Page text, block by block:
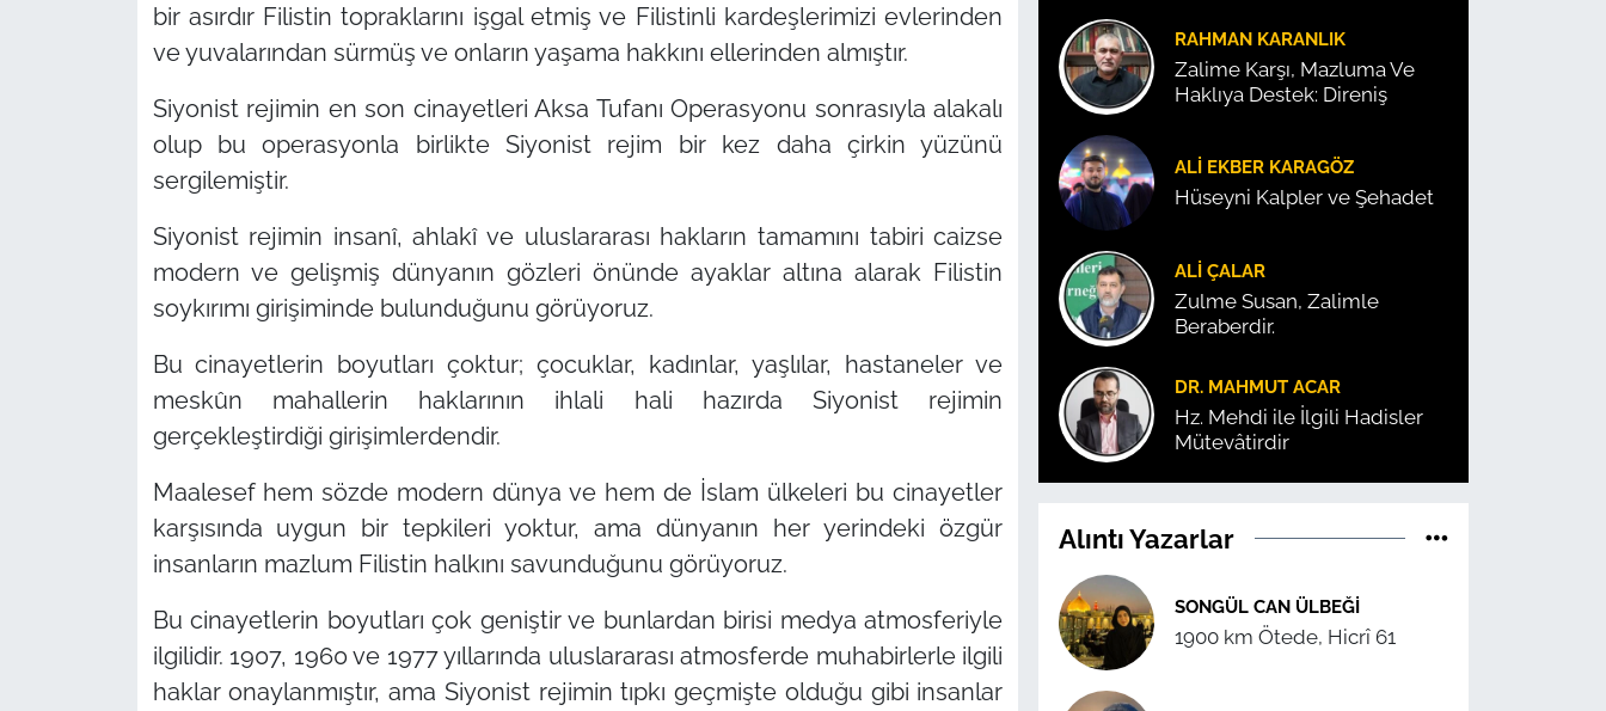
bir asırdır Filistin topraklarını işgal etmiş ve Filistinli kardeşlerimizi evlerinden
ve yuvalarından sürmüş ve onların yaşama hakkını ellerinden almıştır.
Siyonist rejimin en son cinayetleri Aksa Tufanı Operasyonu sonrasıyla alakalı
olup bu operasyonla birlikte Siyonist rejim bir kez daha çirkin yüzünü
sergilemiştir.
Siyonist rejimin insanî, ahlakî ve uluslararası hakların tamamını tabiri caizse
modern ve gelişmiş dünyanın gözleri önünde ayaklar altına alarak Filistin
soykırımı girişiminde bulunduğunu görüyoruz.
Bu cinayetlerin boyutları çoktur; çocuklar, kadınlar, yaşlılar, hastaneler ve
meskûn mahallerin haklarının ihlali hali hazırda Siyonist rejimin
gerçekleştirdiği girişimlerdendir.
Maalesef hem sözde modern dünya ve hem de İslam ülkeleri bu cinayetler
karşısında uygun bir tepkileri yoktur, ama dünyanın her yerindeki özgür
insanların mazlum Filistin halkını savunduğunu görüyoruz.
Bu cinayetlerin boyutları çok geniştir ve bunlardan birisi medya atmosferiyle
ilgilidir. 1907, 1960 ve 1977 yıllarında uluslararası atmosferde muhabirlerle ilgili
haklar onaylanmıştır, ama Siyonist rejimin tıpkı geçmişte olduğu gibi insanlar
RAHMAN KARANLIK
Zalime Karşı, Mazluma Ve
Haklıya Destek: Direniş
ALI EKBER KARAGÖZ
Hüseyni Kalpler ve Şehadet
ALI ÇALAR
Zulme Susan, Zalimle
Beraberdir.
DR. MAHMUT ACAR
Hz. Mehdi ile İlgili Hadisler
Mütevâtirdir
Alıntı Yazarlar
SONGÜL CAN ÜLBEĞI
1900 km Ötede, Hicrî 61